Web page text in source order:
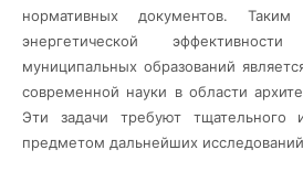
нормативных документов.
энергетической
муниципальных образований
современной науки в области
Эти задачи требуют тщательного
предметом дальнейших